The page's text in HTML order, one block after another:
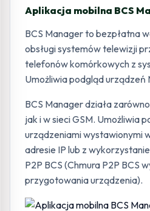
Aplikacja mobilna BCS
BCS Manager to bezpłatna
obsługi systemów telewizji
telefonów komórkowych z
Umożliwia podgląd urządzeń
BCS Manager działa
jak i w sieci GSM. Umożliwia
urządzeniami wystawionymi
adresie IP lub z
P2P BCS (Chmura P2P BCS
przygotowania urządzenia).